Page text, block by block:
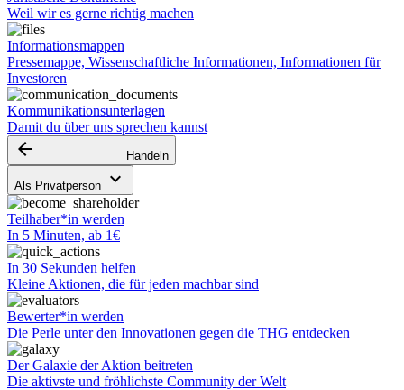
Weil wir es gerne richtig machen
Informationsmappen
Pressemappe, Wissenschaftliche Informationen, Informationen für
Investoren
Kommunikationsunterlagen
Damit du über uns sprechen kannst
arrow_backward Handeln
Als Privatperson keyboard_arrow_down
Teilhaber*in werden
In 5 Minuten, ab 1€
In 30 Sekunden helfen
Kleine Aktionen, die für jeden machbar sind
Bewerter*in werden
Die Perle unter den Innovationen gegen die THG entdecken
Der Galaxie der Aktion beitreten
Die aktivste und fröhlichste Community der Welt